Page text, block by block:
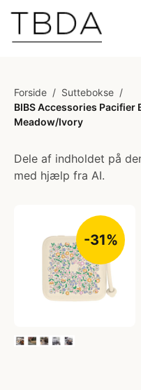
Forside / Suttebokse /
BIBS Accessories
Meadow/Ivory
Dele af indholdet på
med hjælp fra AI.
-31%